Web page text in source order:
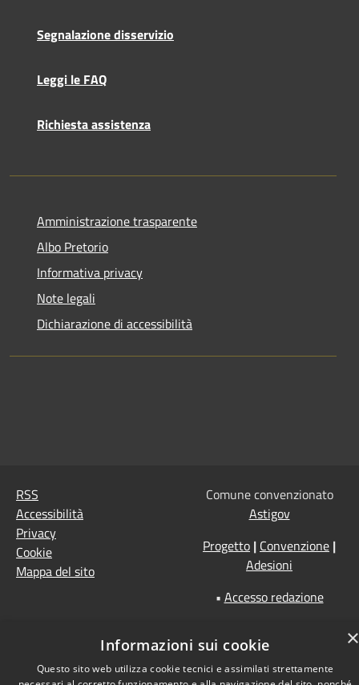
Segnalazione disservizio
Leggi le FAQ
Richiesta assistenza
Amministrazione trasparente
Albo Pretorio
Informativa privacy
Note legali
Dichiarazione di accessibilità
RSS
Accessibilità
Privacy
Cookie
Mappa del sito
Comune convenzionato
Astigov
Progetto | Convenzione |
Adesioni
• Accesso redazione
×
Informazioni sui cookie
Questo sito web utilizza cookie tecnici e assimilati strettamente